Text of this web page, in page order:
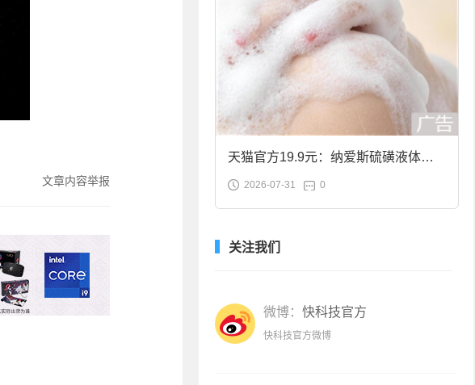
文章内容举报
天猫官方19.9元：纳爱斯硫磺液体香
皂2斤大促
2026-07-31 0
关注我们
微博： 快科技官方
快科技官方微博